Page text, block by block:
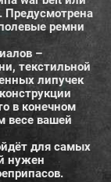
Предусмотрена
ремни
–
текстильной
липучек
в конечном
весе вашей
для самых
нужен